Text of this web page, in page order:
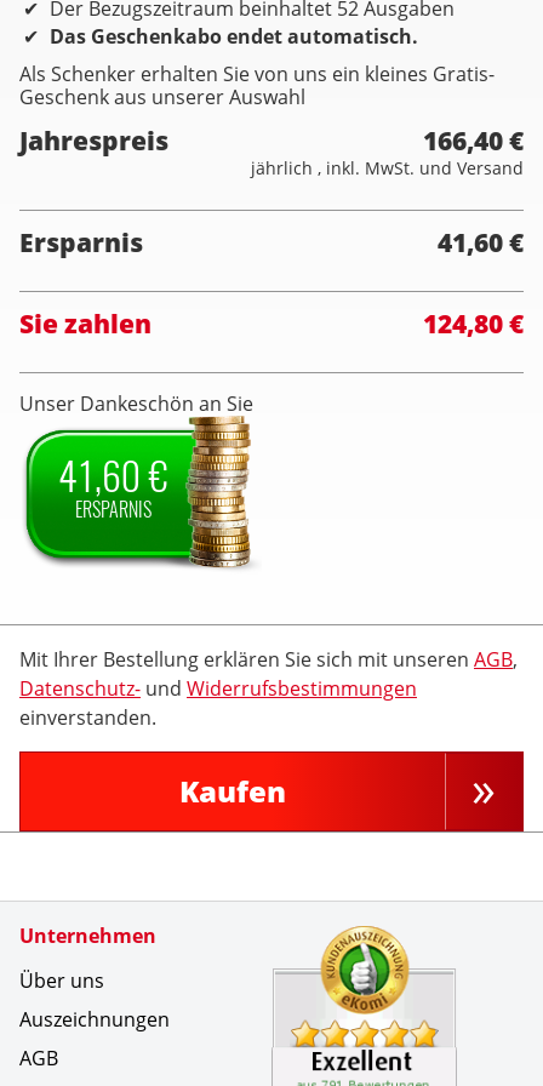
Der Bezugszeitraum beinhaltet 52 Ausgaben
Das Geschenkabo endet automatisch.
Als Schenker erhalten Sie von uns ein kleines Gratis-
Geschenk aus unserer Auswahl
Jahrespreis 166,40 €
jährlich , inkl. MwSt. und Versand
Ersparnis 41,60 €
Sie zahlen 124,80 €
Unser Dankeschön an Sie
41,60 €
ERSPARNIS
Mit Ihrer Bestellung erklären Sie sich mit unseren AGB,
Datenschutz- und Widerrufsbestimmungen
einverstanden.
Kaufen
Unternehmen
Über uns
Auszeichnungen
AGB
Zertifikate